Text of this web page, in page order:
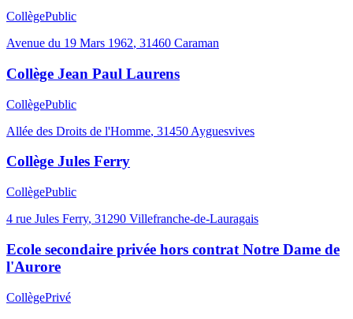
CollègePublic
Avenue du 19 Mars 1962, 31460 Caraman
Collège Jean Paul Laurens
CollègePublic
Allée des Droits de l'Homme, 31450 Ayguesvives
Collège Jules Ferry
CollègePublic
4 rue Jules Ferry, 31290 Villefranche-de-Lauragais
Ecole secondaire privée hors contrat Notre Dame de
l'Aurore
CollègePrivé